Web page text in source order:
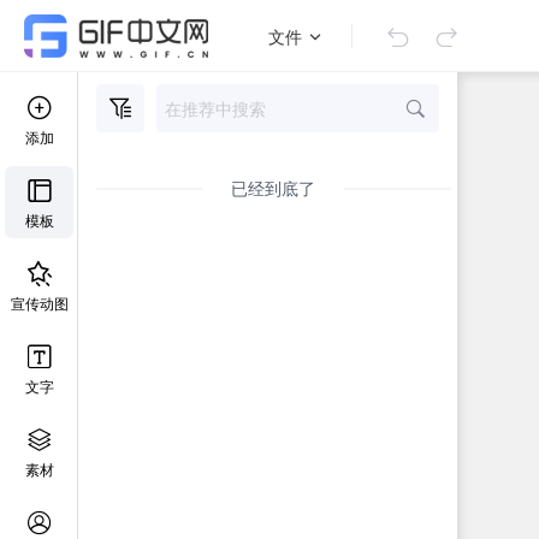
文件
添加
模板
宣传动图
文字
素材
已经到底了